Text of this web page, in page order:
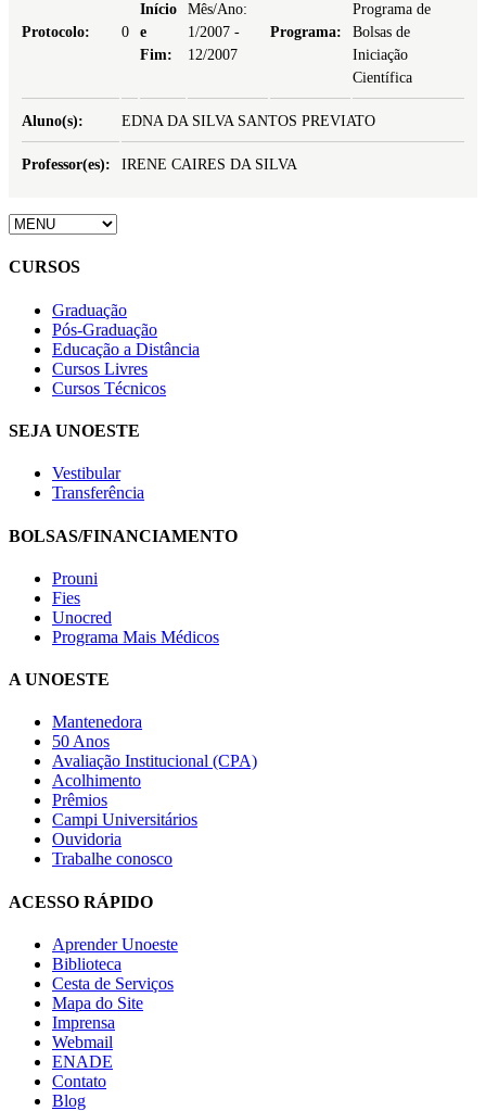
Protocolo: 0
Início
e
Fim:
Mês/Ano:
1/2007 -
12/2007
Programa:
Programa de
Bolsas de
Iniciação
Científica
Aluno(s): EDNA DA SILVA SANTOS PREVIATO
Professor(es): IRENE CAIRES DA SILVA
CURSOS
Graduação
Pós-Graduação
Educação a Distância
Cursos Livres
Cursos Técnicos
SEJA UNOESTE
Vestibular
Transferência
BOLSAS/FINANCIAMENTO
Prouni
Fies
Unocred
Programa Mais Médicos
A UNOESTE
Mantenedora
50 Anos
Avaliação Institucional (CPA)
Acolhimento
Prêmios
Campi Universitários
Ouvidoria
Trabalhe conosco
ACESSO RÁPIDO
Aprender Unoeste
Biblioteca
Cesta de Serviços
Mapa do Site
Imprensa
Webmail
ENADE
Contato
Blog